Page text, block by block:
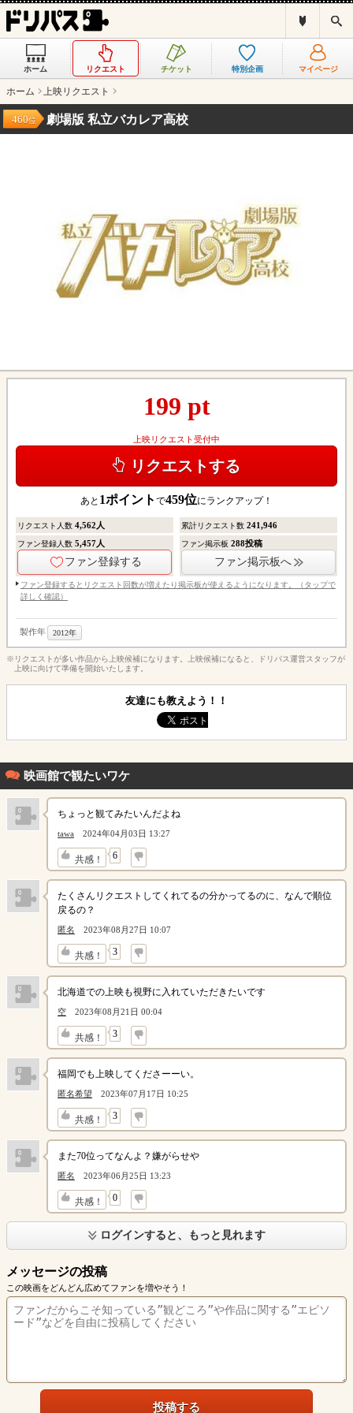
ス
ホーム リクエスト チケット 特別企画 マイページ
ホーム 上映リクエスト
劇場版 私立バカレア高校
460位
199 pt
上映リクエスト受付中
リクエストする
あと 1ポイント で459位にランクアップ！
リクエスト人数 4,562 人 累計リクエスト数241,946
ファン登録人数 5,457人
ファン登録する
ファン掲示板288投稿
ファン掲示板へ
ファン登録するとリクエスト回数が増えたり掲示板が使えるようになります。（タップで
詳しく確認）
製作年 2012年
※リクエストが多い作品から上映候補になります。上映候補になると、ドリパス運営スタッフが
上映に向けて準備を開始いたします。
友達にも教えよう！！
映画館で観たいワケ
ちょっと観てみたいんだよね
tawa 2024年04月03日 13:27
共感！ 6
↓
たくさんリクエストしてくれてるの分かってるのに、なんで順位
戻るの？
匿名 2023年08月27日 10:07
共感！ 3
↓
北海道での上映も視野に入れていただきたいです
空 2023年08月21日 00:04
共感！ 3
↓
福岡でも上映してくださーーい。
匿名希望 2023年07月17日 10:25
共感！ 3
↓
また70位ってなんよ？嫌がらせや
匿名 2023年06月25日 13:23
共感！ 0
↓
ログインすると、もっと見れます
メッセージの投稿
この映画をどんどん広めてファンを増やそう！